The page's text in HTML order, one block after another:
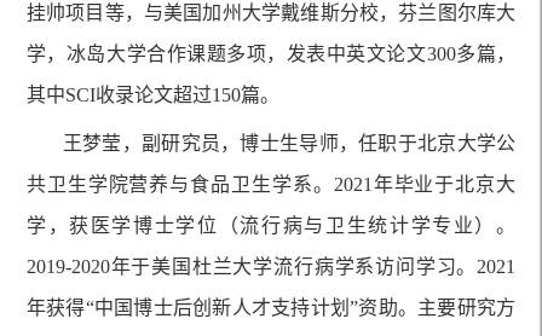
挂帅项目等，与美国加州大学戴维斯分校，芬兰图尔库大
学，冰岛大学合作课题多项，发表中英文论文300多篇，
其中SCI收录论文超过150篇。
王梦莹，副研究员，博士生导师，任职于北京大学公
共卫生学院营养与食品卫生学系。2021年毕业于北京大
学，获医学博士学位（流行病与卫生统计学专业）。
2019-2020年于美国杜兰大学流行病学系访问学习。2021
年获得“中国博士后创新人才支持计划”资助。主要研究方